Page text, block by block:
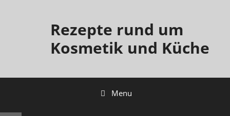
Rezepte rund um
Kosmetik und Küche
Menu